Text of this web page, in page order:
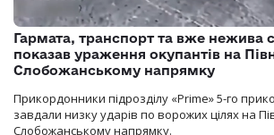
Гармата, транспорт та вже нежива
показав ураження окупантів на
Слобожанському напрямку
Прикордонники підрозділу «Prime» 5-го
завдали низку ударів по ворожих цілях на
Слобожанському напрямку.